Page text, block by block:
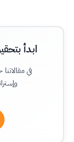
ابدأ
في